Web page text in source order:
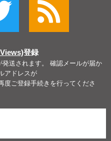
登録
送されます。 確認メールが届か
アドレスが
度ご登録手続きを行ってくださ